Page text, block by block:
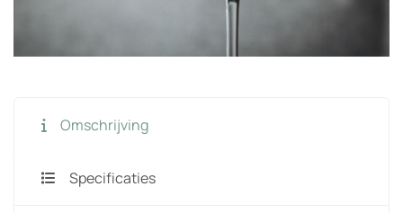
Omschrijving
Specificaties